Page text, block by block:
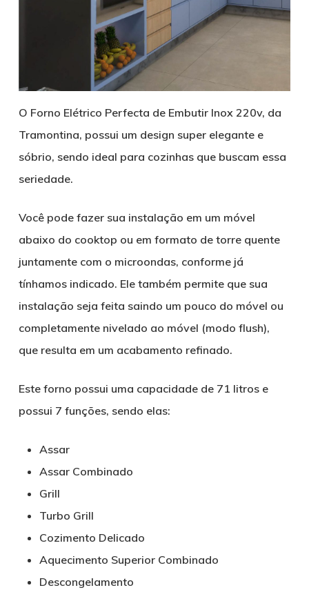
O Forno Elétrico Perfecta de Embutir Inox 220v, da
Tramontina, possui um design super elegante e
sóbrio, sendo ideal para cozinhas que buscam essa
seriedade.
Você pode fazer sua instalação em um móvel
abaixo do cooktop ou em formato de torre quente
juntamente com o microondas, conforme já
tínhamos indicado. Ele também permite que sua
instalação seja feita saindo um pouco do móvel ou
completamente nivelado ao móvel (modo flush),
que resulta em um acabamento refinado.
Este forno possui uma capacidade de 71 litros e
possui 7 funções, sendo elas:
Assar
Assar Combinado
Grill
Turbo Grill
Cozimento Delicado
Aquecimento Superior Combinado
Descongelamento